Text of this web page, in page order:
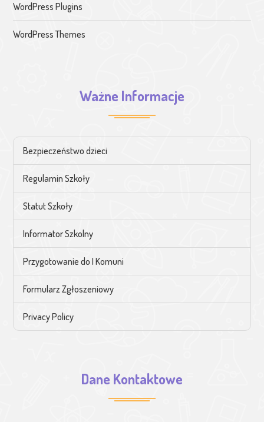
WordPress Plugins
WordPress Themes
Ważne Informacje
Bezpieczeństwo dzieci
Regulamin Szkoły
Statut Szkoły
Informator Szkolny
Przygotowanie do I Komuni
Formularz Zgłoszeniowy
Privacy Policy
Dane Kontaktowe